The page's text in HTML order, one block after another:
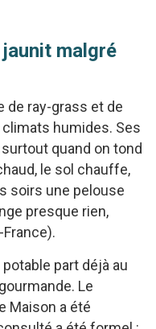
malgré
de ray-grass et de
humides. Ses
quand on tond
le sol chauffe,
soirs une pelouse
presque rien,
potable part déjà au
Le
Maison a été